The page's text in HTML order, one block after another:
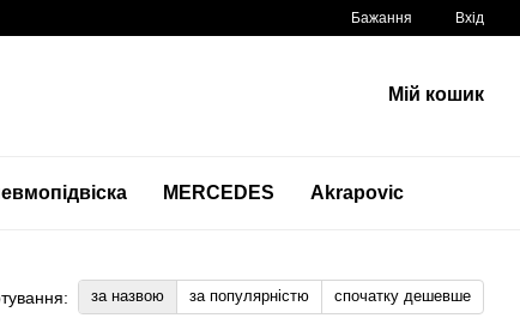
Бажання Вхід
Мій кошик
MERCEDES Akrapovic
за назвою за популярністю спочатку дешевше